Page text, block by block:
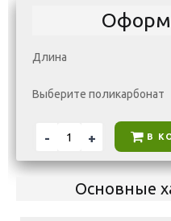
Основные
Длина
Выберите поликарбонат
В